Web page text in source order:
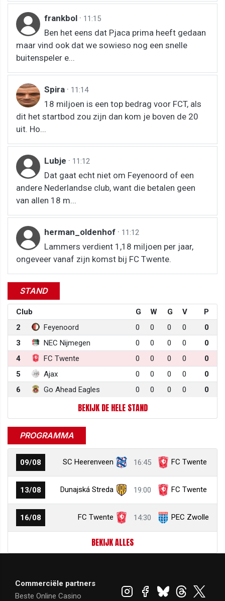
frankbol · 11:15
Ben het eens dat Pjaca prima heeft gedaan
maar vind ook dat we sowieso nog een snelle
buitenspeler e...
Spira · 11:14
18 miljoen is een top bedrag voor FCT, als
dit het startbod zou zijn dan kom je boven de 20
uit. Ho...
Lubje · 11:12
Dat gaat echt niet om Feyenoord of een
andere Nederlandse club, want die betalen geen
van allen 18 m...
herman_oldenhof · 11:12
Lammers verdient 1,18 miljoen per jaar,
ongeveer vanaf zijn komst bij FC Twente.
STAND
Club G W G V
P
2
Feyenoord 0 0 0 0
0
3
NEC Nijmegen 0 0 0 0
0
4
FC Twente 0 0 0 0
0
5
Ajax 0 0 0 0
0
6
Go Ahead Eagles 0 0 0 0 0
BEKIJK DE HELE STAND
PROGRAMMA
09/08 SC Heerenveen 16:45 FC Twente
13/08 Dunajská Streda 19:00 FC Twente
16/08 FC Twente 14:30 PEC Zwolle
BEKIJK ALLES
Commerciële partners
Beste Online Casino